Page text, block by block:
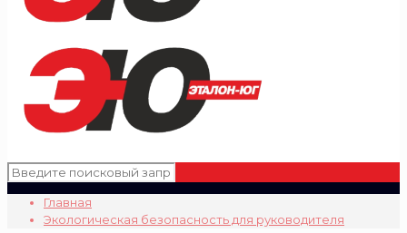
Главная
Экологическая безопасность для руководителя